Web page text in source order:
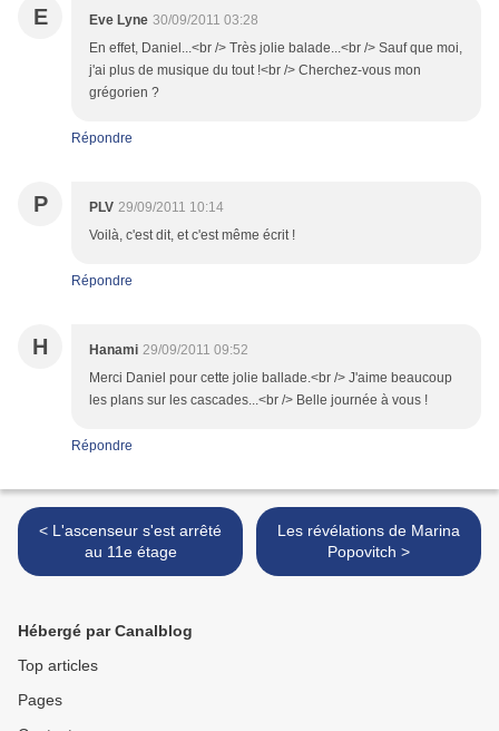
E Eve Lyne 30/09/2011 03:28
En effet, Daniel...<br /> Très jolie balade...<br /> Sauf que moi,
j'ai plus de musique du tout !<br /> Cherchez-vous mon
grégorien ?
Répondre
P PLV 29/09/2011 10:14
Voilà, c'est dit, et c'est même écrit !
Répondre
H Hanami 29/09/2011 09:52
Merci Daniel pour cette jolie ballade.<br /> J'aime beaucoup
les plans sur les cascades...<br /> Belle journée à vous !
Répondre
< L'ascenseur s'est arrêté
au 11e étage
Les révélations de Marina
Popovitch >
Hébergé par Canalblog
Top articles
Pages